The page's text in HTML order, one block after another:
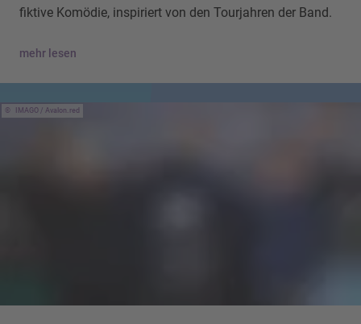
fiktive Komödie, inspiriert von den Tourjahren der Band.
mehr lesen
IMAGO / Avalon.red